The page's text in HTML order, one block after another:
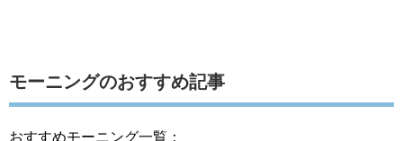
モーニングのおすすめ記事
おすすめモーニング一覧：